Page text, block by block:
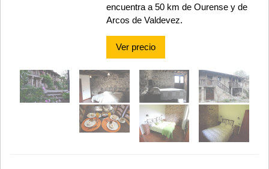
encuentra a 50 km de Ourense y de
Arcos de Valdevez.
Ver precio